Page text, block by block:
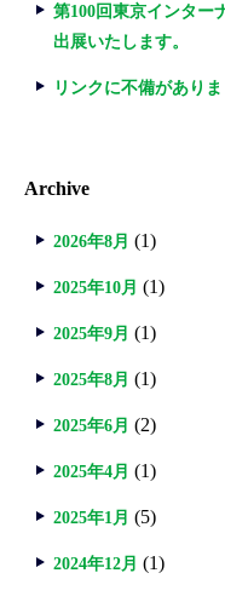
第100回東京インター
出展いたします。
リンクに不備があり
Archive
2026年8月 (1)
2025年10月 (1)
2025年9月 (1)
2025年8月 (1)
2025年6月 (2)
2025年4月 (1)
2025年1月 (5)
2024年12月 (1)